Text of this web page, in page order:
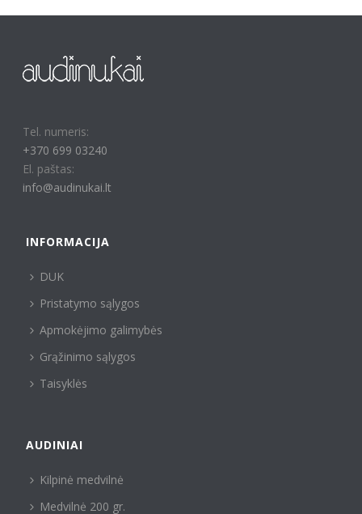
Tel. numeris:
+370 699 03240
El. paštas:
info@audinukai.lt
INFORMACIJA
DUK
Pristatymo sąlygos
Apmokėjimo galimybės
Grąžinimo sąlygos
Taisyklės
AUDINIAI
Kilpinė medvilnė
Medvilnė 200 gr.